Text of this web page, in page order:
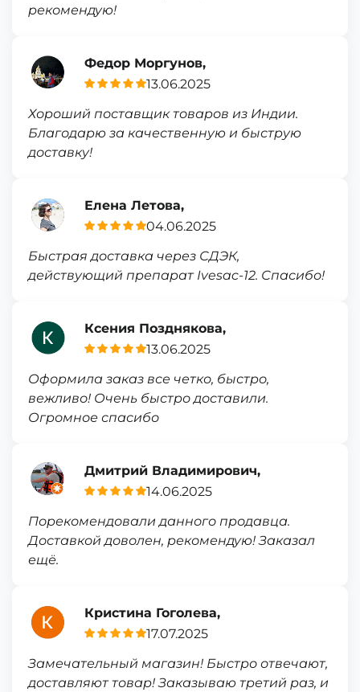
рекомендую!
Федор Моргунов,
13.06.2025
Хороший поставщик товаров из Индии.
Благодарю за качественную и быструю
доставку!
Елена Летова,
04.06.2025
Быстрая доставка через СДЭК,
действующий препарат Ivesac-12. Спасибо!
Ксения Позднякова,
13.06.2025
Оформила заказ все четко, быстро,
вежливо! Очень быстро доставили.
Огромное спасибо
Дмитрий Владимирович,
14.06.2025
Порекомендовали данного продавца.
Доставкой доволен, рекомендую! Заказал
ещё.
Кристина Гоголева,
17.07.2025
Замечательный магазин! Быстро отвечают,
доставляют товар! Заказываю третий раз, и